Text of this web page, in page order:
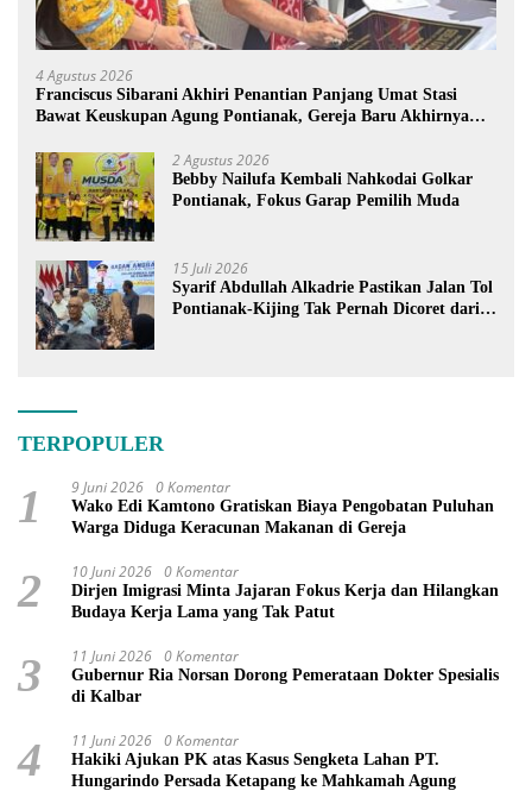
4 Agustus 2026
Franciscus Sibarani Akhiri Penantian Panjang Umat Stasi
Bawat Keuskupan Agung Pontianak, Gereja Baru Akhirnya
2 Agustus 2026
Bebby Nailufa Kembali Nahkodai Golkar
Pontianak, Fokus Garap Pemilih Muda
15 Juli 2026
Syarif Abdullah Alkadrie Pastikan Jalan Tol
Pontianak-Kijing Tak Pernah Dicoret dari
TERPOPULER
1 9 Juni 2026 0 Komentar
Wako Edi Kamtono Gratiskan Biaya Pengobatan Puluhan
Warga Diduga Keracunan Makanan di Gereja
2 10 Juni 2026 0 Komentar
Dirjen Imigrasi Minta Jajaran Fokus Kerja dan Hilangkan
Budaya Kerja Lama yang Tak Patut
3 11 Juni 2026 0 Komentar
Gubernur Ria Norsan Dorong Pemerataan Dokter Spesialis
di Kalbar
4 11 Juni 2026 0 Komentar
Hakiki Ajukan PK atas Kasus Sengketa Lahan PT.
Hungarindo Persada Ketapang ke Mahkamah Agung